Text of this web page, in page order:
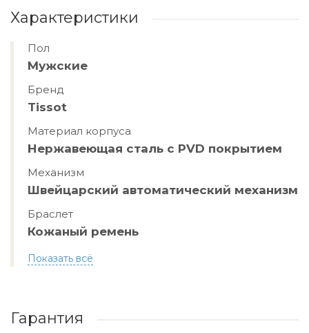
Характеристики
Пол
Мужские
Бренд
Tissot
Материал корпуса
Нержавеющая сталь с PVD покрытием
Механизм
Швейцарский автоматический механизм
Браслет
Кожаный ремень
Показать всё
Гарантия